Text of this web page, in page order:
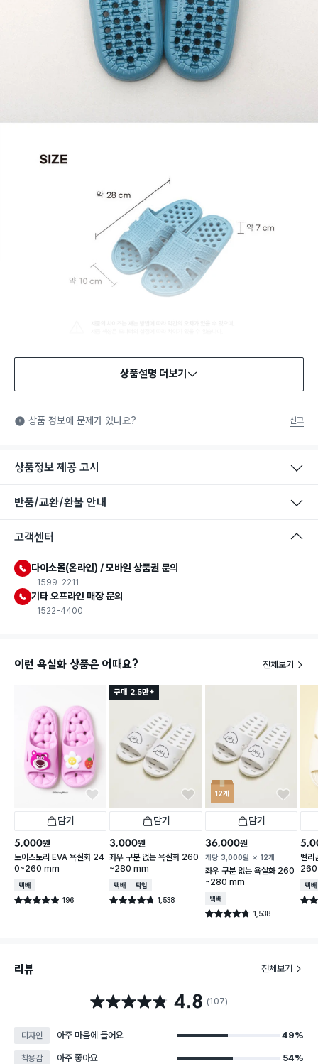
상품설명 더보기
상품 정보에 문제가 있나요? 신고
상품정보 제공 고시
반품/교환/환불 안내
고객센터
다이소몰(온라인) / 모바일 상품권 문의
1599-2211
기타 오프라인 매장 문의
1522-4400
이런 욕실화 상품은 어때요? 전체보기
담기
5,000원
토이스토리 EVA 욕실화 24
0~260 mm
택배배송
별점 4.9점 196
건 작성
구매 2.5만+
담기
3,000원
좌우 구분 없는 욕실화 260
~280 mm
택배배송매장픽업
별점 4.7점 1,538
건 작성
12개
담기
36,000원
개당 3,000원 12개
좌우 구분 없는 욕실화 260
~280 mm
택배배송
별점 4.7점 1,538
건 작성
벨리
택배
별점
리뷰 전체보기
별점 4.8점 4.8 (107)
디자인 아주 마음에 들어요 49%
착용감 아주 좋아요 54%